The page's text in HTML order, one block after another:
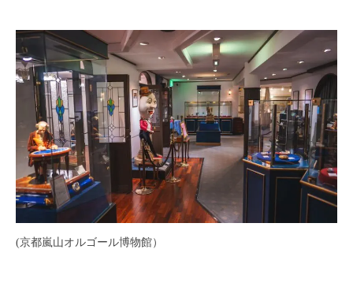
(京都嵐山オルゴール博物館）